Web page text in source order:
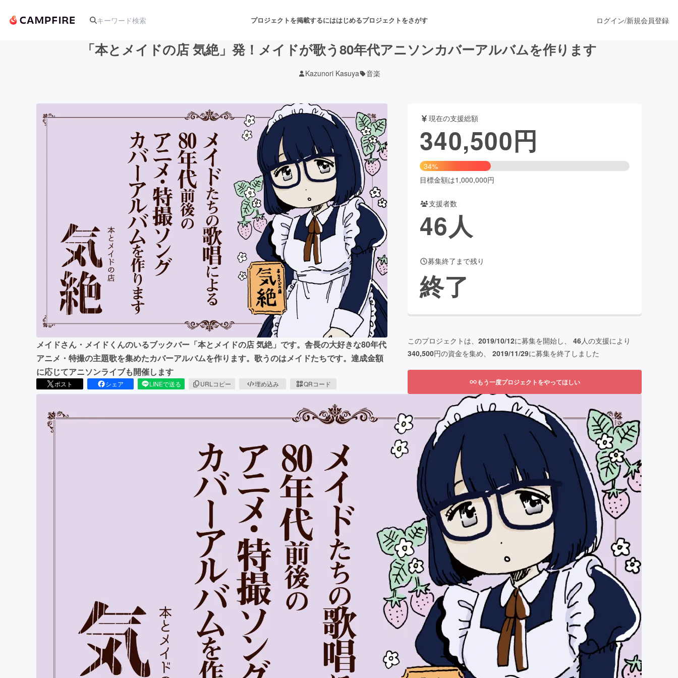
プロジェクトを掲載するにははじめるプロジェクトをさがす
音楽 舞台・パフォーマンス
テクノロジー・ガジェット ゲーム・サービス開発 フード・飲食店 ファッション
書籍・雑誌出版 アニメ・漫画
ビジネス・起業 チャレンジ ビューティー・ヘルスケア
まちづくり・地域活性化
CAMPFIRE for Social GoodCAMPFIRE Creation
CAMPFIREふるさと納税machi-yaコミュニティ
ログイン/新規会員登録
「本とメイドの店 気絶」発！メイドが歌う80年代アニソンカバーアルバムを作ります
Kazunori Kasuya 音楽
メイドさん・メイドくんのいるブックバー「本とメイドの店 気絶」です。舎長の大好きな80年代
アニメ・特撮の主題歌を集めたカバーアルバムを作ります。歌うのはメイドたちです。達成金額
に応じてアニソンライブも開催します
ポスト シェア LINEで送る URLコピー 埋め込み QRコード
現在の支援総額
340,500円
34%
目標金額は1,000,000円
支援者数
46人
募集終了まで残り
終了
このプロジェクトは、 2019/10/12に募集を開始し、 46人の支援により
340,500円の資金を集め、 2019/11/29に募集を終了しました
もう一度プロジェクトをやってほしい